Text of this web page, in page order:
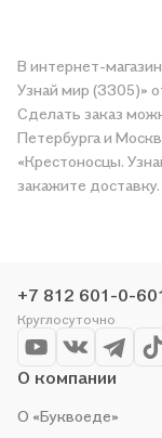
В интернет-
Узнай мир (3305)»
Сделать заказ
Петербурга и
«Крестоносцы.
закажите
+7 812 601-0-
Круглосуточно
О компании
О «Буквоеде»